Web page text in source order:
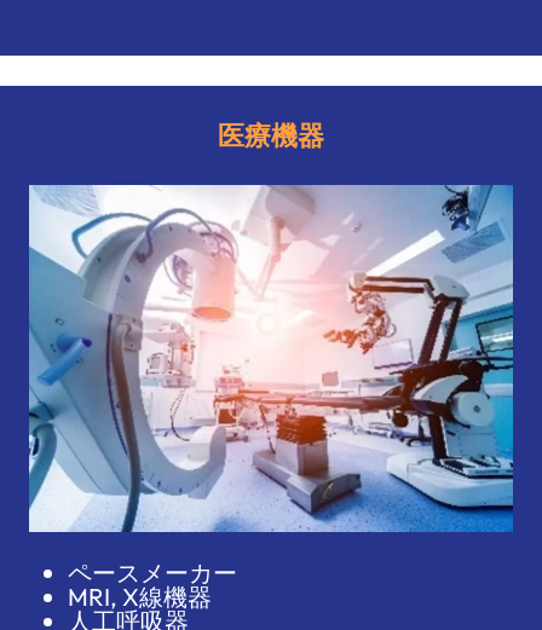
医療機器
ペースメーカー
MRI, X線機器
人工呼吸器